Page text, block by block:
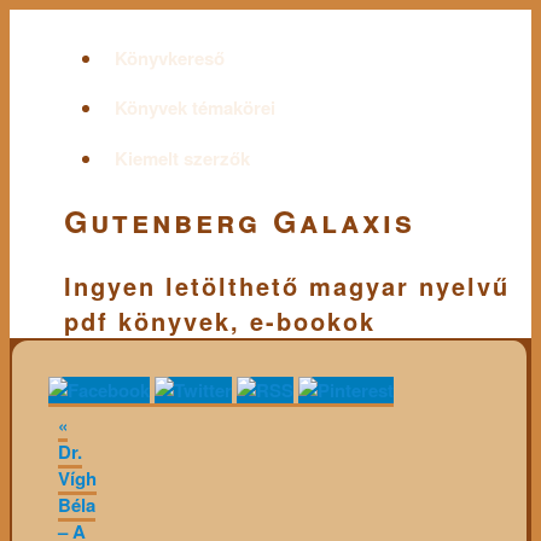
Könyvkereső
Könyvek témakörei
Kiemelt szerzők
Gutenberg Galaxis
Ingyen letölthető magyar nyelvű
pdf könyvek, e-bookok
«
Dr.
Vígh
Béla
– A